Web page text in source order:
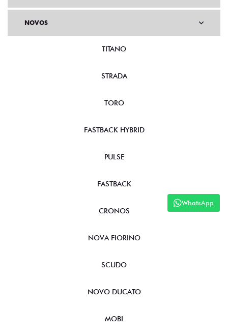
WhatsApp
NOVOS
TITANO
STRADA
TORO
FASTBACK HYBRID
PULSE
FASTBACK
CRONOS
NOVA FIORINO
SCUDO
NOVO DUCATO
MOBI